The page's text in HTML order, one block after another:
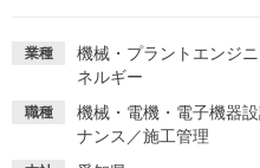
イベントを探す
業種 機械・プラントエンジ
ネルギー
職種 機械・電機・電子機器
ナンス ／施工管理